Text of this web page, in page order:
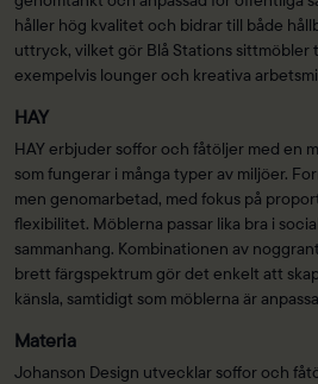
håller hög kvalitet och bidrar till både
uttryck, vilket gör Blå Stations sittmöbler
exempelvis lounger och kreativa
HAY
HAY erbjuder soffor och fåtöljer med en
som fungerar i många typer av miljöer.
men genomarbetad, med fokus på
flexibilitet. Möblerna passar lika bra i
sammanhang. Kombinationen av
brett färgspektrum gör det enkelt att
känsla, samtidigt som möblerna är
Materia
Johanson Design utvecklar soffor och